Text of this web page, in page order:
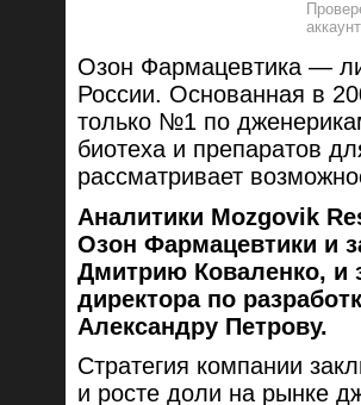
Озон Фармацевтика —
России. Основанная в
только №1 по
биотеха и препаратов
рассматривает
Аналитики Mozgovik
Озон Фармацевтики и
Дмитрию Коваленко, и
директора по
Александру Петрову.
Стратегия компании
и росте доли на рынке